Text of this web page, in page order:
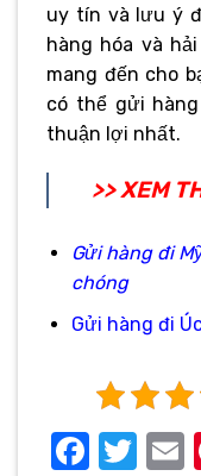
uy tín và lưu ý
hàng hóa và
mang đến cho
có thể gửi
thuận lợi nhất.
>> XEM
Gửi hàng đi
chóng
Gửi hàng đi